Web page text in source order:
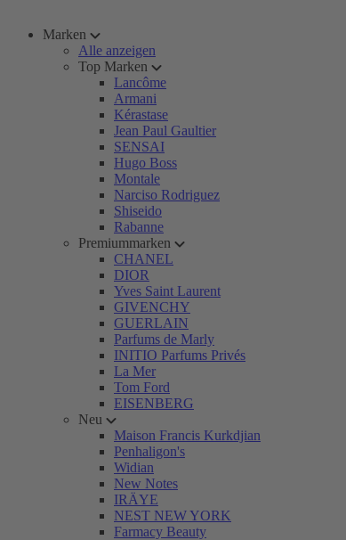
Marken
Alle anzeigen
Top Marken
Lancôme
Armani
Kérastase
Jean Paul Gaultier
SENSAI
Hugo Boss
Montale
Narciso Rodriguez
Shiseido
Rabanne
Premiummarken
CHANEL
DIOR
Yves Saint Laurent
GIVENCHY
GUERLAIN
Parfums de Marly
INITIO Parfums Privés
La Mer
Tom Ford
EISENBERG
Neu
Maison Francis Kurkdjian
Penhaligon's
Widian
New Notes
IRÄYE
NEST NEW YORK
Farmacy Beauty